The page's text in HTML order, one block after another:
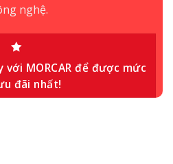
nghệ.
MORCAR để được mức
đãi nhất!